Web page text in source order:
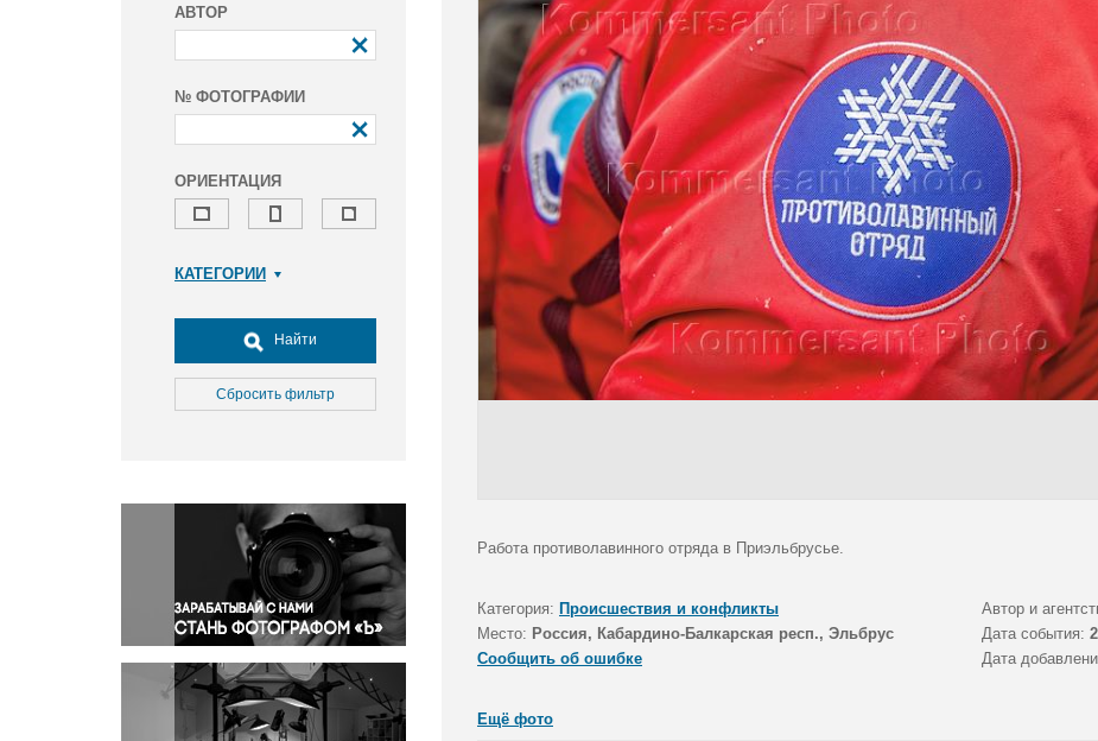
АВТОР
№ ФОТОГРАФИИ
ОРИЕНТАЦИЯ
КАТЕГОРИИ
Досуг, туризм и отдых
Культура
Медицина
Окружающая среда
Политика
Правосудие
Происшествия и конфликты
Религия
Светская жизнь
Спорт
Экология
Найти
Сбросить фильтр
Работа противолавинного отряда в Приэльбрусье.
Категория: Происшествия и конфликты Автор и
Место: Россия, Кабардино-Балкарская респ., Эльбрус Дата события:
Сообщить об ошибке
Дата
Ещё фото